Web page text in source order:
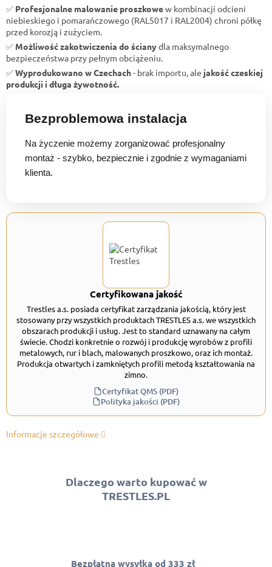
✅ Profesjonalne malowanie proszkowew kombinacji odcieni
niebieskiego i pomarańczowego (RAL5017 i RAL2004) chroni półkę
przed korozją i zużyciem.
✅ Możliwość zakotwiczenia do ścianydla maksymalnego
bezpieczeństwa przy pełnym obciążeniu.
✅Wyprodukowano w Czechach- brak importu, ale jakość czeskiej
produkcji i długa żywotność.
Bezproblemowa instalacja
Na życzenie możemy zorganizować profesjonalny
montaż - szybko, bezpiecznie i zgodnie z wymaganiami
klienta.
Certyfikowana jakość
Trestles a.s. posiada certyfikat zarządzania jakością, który jest
stosowany przy wszystkich produktach TRESTLES a.s. we wszystkich
obszarach produkcji i usług. Jest to standard uznawany na całym
świecie. Chodzi konkretnie o rozwój i produkcję wyrobów z profili
metalowych, rur i blach, malowanych proszkowo, oraz ich montaż.
Produkcja otwartych i zamkniętych profili metodą kształtowania na
zimno.
Certyfikat QMS (PDF)
Polityka jakości (PDF)
Informacje szczegółowe
Dlaczego warto kupować w
TRESTLES.PL
Bezpłatna wysyłka od 333 zł